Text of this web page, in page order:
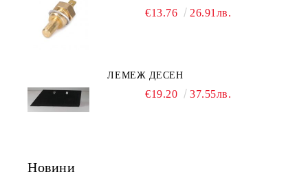
€13.76 26.91лв.
ЛЕМЕЖ ДЕСЕН
€19.20 37.55лв.
Новини